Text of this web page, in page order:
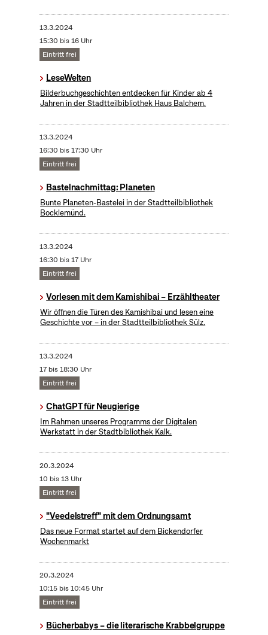
13.3.2024
15:30 bis 16 Uhr
Eintritt frei
LeseWelten
Bilderbuchgeschichten entdecken für Kinder ab 4
Jahren in der Stadtteilbibliothek Haus Balchem.
13.3.2024
16:30 bis 17:30 Uhr
Eintritt frei
Bastelnachmittag: Planeten
Bunte Planeten-Bastelei in der Stadtteilbibliothek
Bocklemünd.
13.3.2024
16:30 bis 17 Uhr
Eintritt frei
Vorlesen mit dem Kamishibai – Erzähltheater
Wir öffnen die Türen des Kamishibai und lesen eine
Geschichte vor – in der Stadtteilbibliothek Sülz.
13.3.2024
17 bis 18:30 Uhr
Eintritt frei
ChatGPT für Neugierige
Im Rahmen unseres Programms der Digitalen
Werkstatt in der Stadtbibliothek Kalk.
20.3.2024
10 bis 13 Uhr
Eintritt frei
"Veedelstreff" mit dem Ordnungsamt
Das neue Format startet auf dem Bickendorfer
Wochenmarkt
20.3.2024
10:15 bis 10:45 Uhr
Eintritt frei
Bücherbabys – die literarische Krabbelgruppe